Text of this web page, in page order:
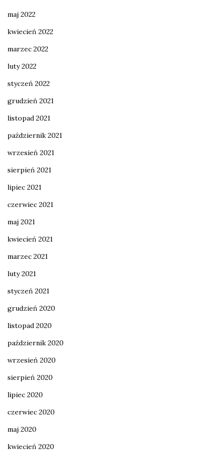
maj 2022
kwiecień 2022
marzec 2022
luty 2022
styczeń 2022
grudzień 2021
listopad 2021
październik 2021
wrzesień 2021
sierpień 2021
lipiec 2021
czerwiec 2021
maj 2021
kwiecień 2021
marzec 2021
luty 2021
styczeń 2021
grudzień 2020
listopad 2020
październik 2020
wrzesień 2020
sierpień 2020
lipiec 2020
czerwiec 2020
maj 2020
kwiecień 2020